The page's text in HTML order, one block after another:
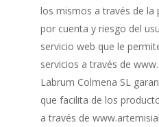
los mismos a través de la
por cuenta y riesgo del
servicio web que le
servicios a través de
Labrum Colmena SL
que facilita de los
a través de